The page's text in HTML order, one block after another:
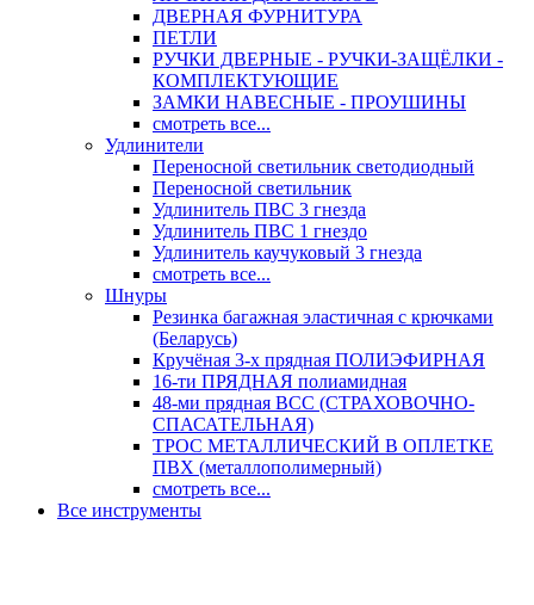
ДВЕРНАЯ ФУРНИТУРА
ПЕТЛИ
РУЧКИ ДВЕРНЫЕ - РУЧКИ-ЗАЩЁЛКИ -
КОМПЛЕКТУЮЩИЕ
ЗАМКИ НАВЕСНЫЕ - ПРОУШИНЫ
смотреть все...
Удлинители
Переносной светильник светодиодный
Переносной светильник
Удлинитель ПВС 3 гнезда
Удлинитель ПВС 1 гнездо
Удлинитель каучуковый 3 гнезда
смотреть все...
Шнуры
Резинка багажная эластичная с крючками
(Беларусь)
Кручёная 3-х прядная ПОЛИЭФИРНАЯ
16-ти ПРЯДНАЯ полиамидная
48-ми прядная ВСС (СТРАХОВОЧНО-
СПАСАТЕЛЬНАЯ)
ТРОС МЕТАЛЛИЧЕСКИЙ В ОПЛЕТКЕ
ПВХ (металлополимерный)
смотреть все...
Все инструменты